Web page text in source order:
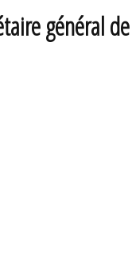
général de